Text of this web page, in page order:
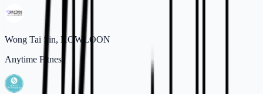
Wong Tai Sin, KOWLOON
Anytime Fitness